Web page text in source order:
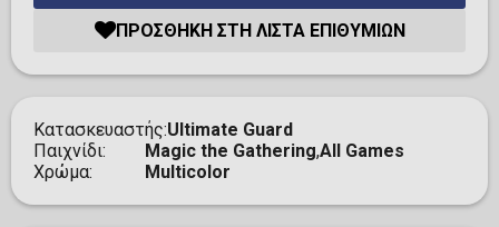
ΠΡΟΣΘΉΚΗ ΣΤΗ ΛΊΣΤΑ ΕΠΙΘΥΜΙΏΝ
Κατασκευαστής Ultimate Guard
Παιχνίδι
Magic the Gathering,All Games
Χρώμα
Multicolor